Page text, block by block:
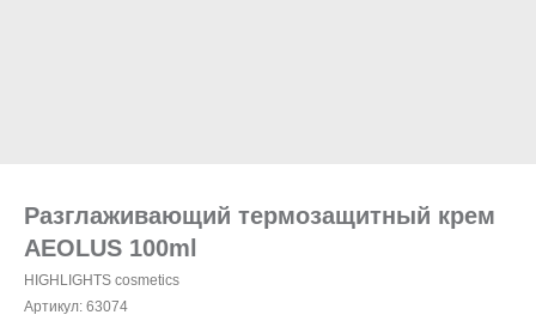
Разглаживающий термозащитный крем
AEOLUS 100ml
HIGHLIGHTS cosmetics
Артикул: 63074